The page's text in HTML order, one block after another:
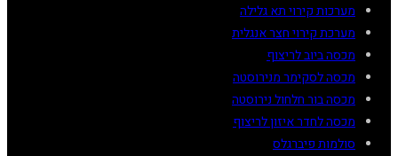
מערכות קירוי תא גלילה
מערכת קירוי חצר אנגלית
מכסה ביוב לריצוף
מכסה לסקימר מנירוסטה
מכסה בור חלחול נירוסטה
מכסה לחדר איזון לריצוף
סולמות פיברגלס